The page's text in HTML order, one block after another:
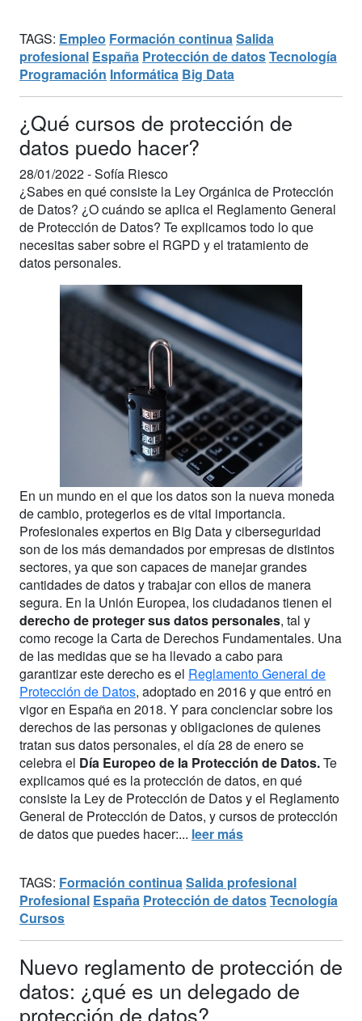
TAGS: Empleo Formación continua Salida
profesional España Protección de datosTecnología
Programación Informática Big Data
¿Qué cursos de protección de
datos puedo hacer?
28/01/2022 -Sofía Riesco
¿Sabes en qué consiste la Ley Orgánica de Protección
de Datos? ¿O cuándo se aplica el Reglamento General
de Protección de Datos? Te explicamos todo lo que
necesitas saber sobre el RGPD y el tratamiento de
datos personales.
En un mundo en el que los datos son la nueva moneda
de cambio, protegerlos es de vital importancia.
Profesionales expertos en Big Data y ciberseguridad
son de los más demandados por empresas de distintos
sectores, ya que son capaces de manejar grandes
cantidades de datos y trabajar con ellos de manera
segura. En la Unión Europea, los ciudadanos tienen el
derecho de proteger sus datos personales, tal y
como recoge la Carta de Derechos Fundamentales. Una
de las medidas que se ha llevado a cabo para
garantizar este derecho es el Reglamento General de
Protección de Datos, adoptado en 2016 y que entró en
vigor en España en 2018. Y para concienciar sobre los
derechos de las personas y obligaciones de quienes
tratan sus datos personales, el día 28 de enero se
celebra el Día Europeo de la Protección de Datos.Te
explicamos qué es la protección de datos, en qué
consiste la Ley de Protección de Datos y el Reglamento
General de Protección de Datos, y cursos de protección
de datos que puedes hacer:... leer más
TAGS: Formación continua Salida profesional
Profesional España Protección de datosTecnología
Cursos
Nuevo reglamento de protección de
datos: ¿qué es un delegado de
protección de datos?